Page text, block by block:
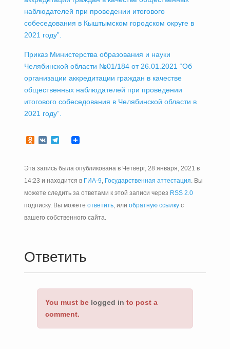
наблюдателей при проведении итогового
собеседования в Кыштымском городском округе в
2021 году”.
Приказ Министерства образования и науки
Челябинской области №01/184 от 26.01.2021 “Об
организации аккредитации граждан в качестве
общественных наблюдателей при проведении
итогового собеседования в Челябинской области в
2021 году”.
Odnoklassniki
VKTelegram
Эта запись была опубликована в Четверг, 28 января, 2021 в
14:23 и находится в ГИА-9, Государственная аттестация. Вы
можете следить за ответами к этой записи через RSS 2.0
подписку. Вы можете ответить, или обратную ссылкус
вашего собственного сайта.
Ответить
You must be logged in to post a
comment.